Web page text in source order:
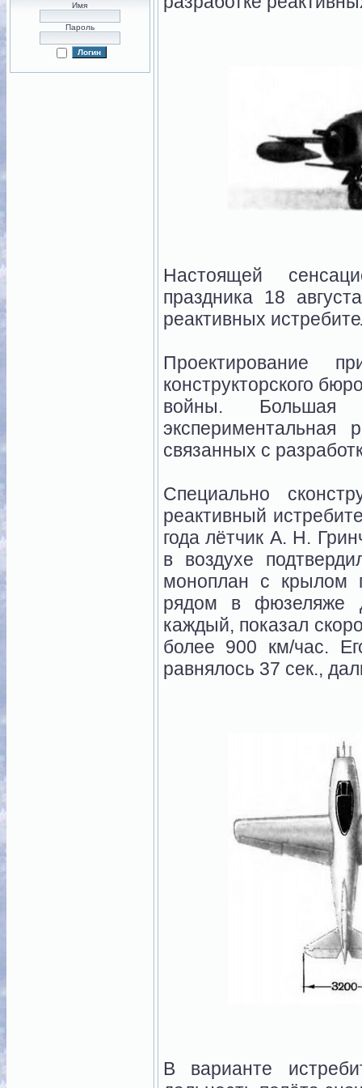
Имя
Пароль
Настоящей
праздника 18
реактивных
Проектирование
конструкторского
войны. Большая
экспериментальная
связанных с
Специально
реактивный
года лётчик А. Н.
в воздухе
моноплан с крылом
рядом в фюзеляже
каждый, показал
более 900 км/час.
равнялось 37 сек.,
В варианте